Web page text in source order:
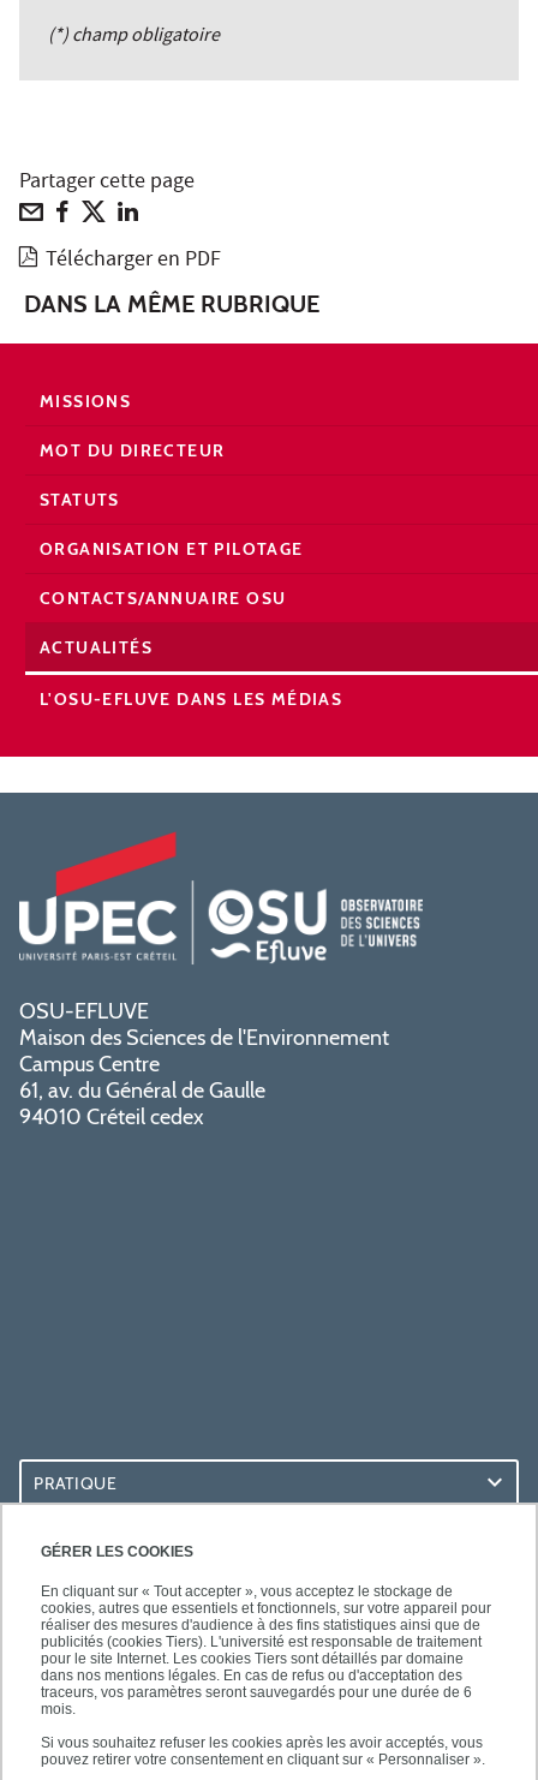
GÉRER LES COOKIES
En cliquant sur « Tout accepter », vous acceptez le stockage de
cookies, autres que essentiels et fonctionnels, sur votre appareil pour
réaliser des mesures d'audience à des fins statistiques ainsi que de
publicités (cookies Tiers). L'université est responsable de traitement
pour le site Internet. Les cookies Tiers sont détaillés par domaine
dans nos mentions légales. En cas de refus ou d'acceptation des
traceurs, vos paramètres seront sauvegardés pour une durée de 6
mois.
Si vous souhaitez refuser les cookies après les avoir acceptés, vous
pouvez retirer votre consentement en cliquant sur « Personnaliser ».
(*) champ obligatoire
Partager cette page
Télécharger en PDF
DANS LA MÊME RUBRIQUE
MISSIONS
MOT DU DIRECTEUR
STATUTS
ORGANISATION ET PILOTAGE
CONTACTS/ANNUAIRE OSU
ACTUALITÉS
L'OSU-EFLUVE DANS LES MÉDIAS
OSU-EFLUVE
Maison des Sciences de l'Environnement
Campus Centre
61, av. du Général de Gaulle
94010 Créteil cedex
PRATIQUE
ACCÈS RAPIDES
SUIVEZ-NOUS